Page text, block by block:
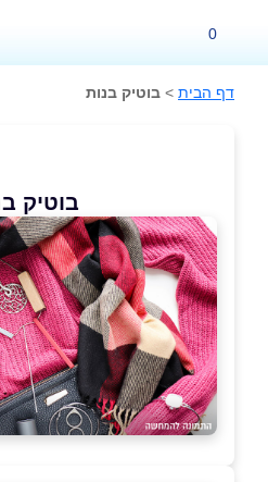
0
דף הבית > בוטיק בנות
בוטיק